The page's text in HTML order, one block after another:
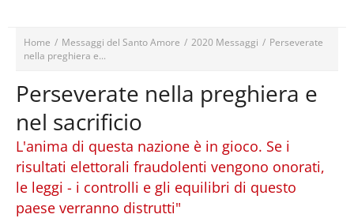
Home / Messaggi del Santo Amore / 2020 Messaggi / Perseverate
nella preghiera e...
Perseverate nella preghiera e
nel sacrificio
L'anima di questa nazione è in gioco. Se i
risultati elettorali fraudolenti vengono onorati,
le leggi - i controlli e gli equilibri di questo
paese verranno distrutti"